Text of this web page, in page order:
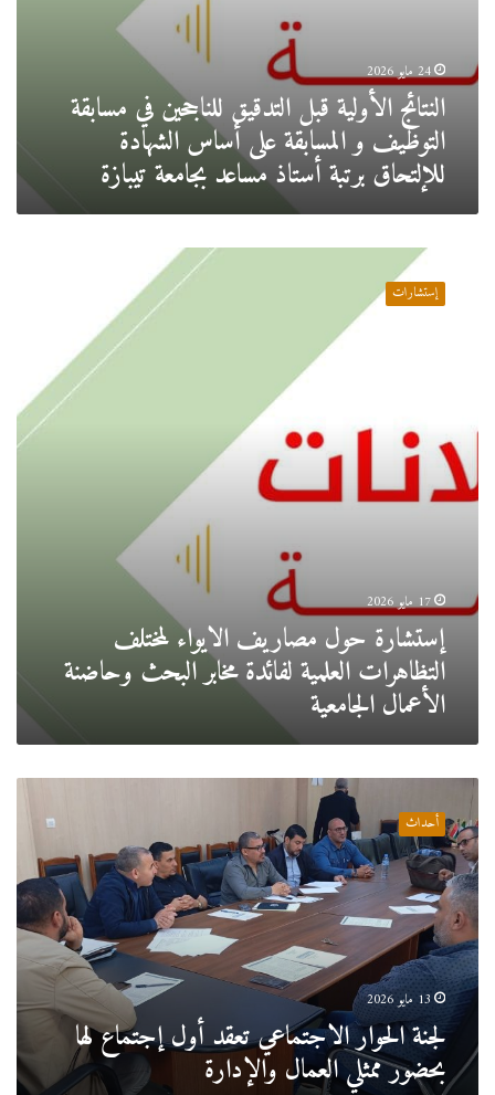
أستاذ
24 مايو 2026
النتائج الأولية قبل التدقيق للناجحين في مسابقة
التوظيف و المسابقة على أساس الشهادة
للإلتحاق برتبة أستاذ مساعد بجامعة تيبازة
مصاريف
البحث
وحاضنة
إستشارات
17 مايو 2026
إستشارة حول مصاريف الايواء لمختلف
التظاهرات العلمية لفائدة مخابر البحث وحاضنة
الأعمال الجامعية
لجنة
الحوار
الاجتماعي
تعقد
أول
إجتماع
لها
بحضور
ممثلي
العمال
والإدارة
أحداث
13 مايو 2026
لجنة الحوار الاجتماعي تعقد أول إجتماع لها
بحضور ممثلي العمال والإدارة